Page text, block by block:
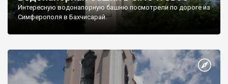
Интересную водонапорную башню посмотрели по дороге из
Симферополя в Бахчисарай.